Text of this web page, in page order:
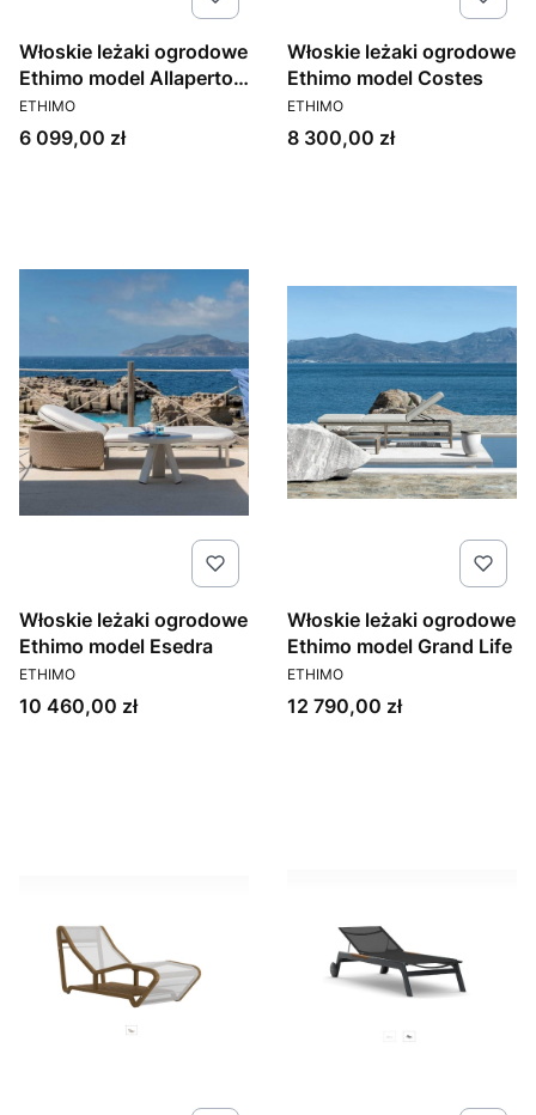
Włoskie leżaki ogrodowe
Ethimo model Allaperto
Urban i Mountain
PRODUCENT
ETHIMO
Cena
6 099,00 zł
Włoskie leżaki ogrodowe
Ethimo model Costes
PRODUCENT
ETHIMO
Cena
8 300,00 zł
Włoskie leżaki ogrodowe
Ethimo model Esedra
PRODUCENT
ETHIMO
Cena
10 460,00 zł
Włoskie leżaki ogrodowe
Ethimo model Grand Life
PRODUCENT
ETHIMO
Cena
12 790,00 zł